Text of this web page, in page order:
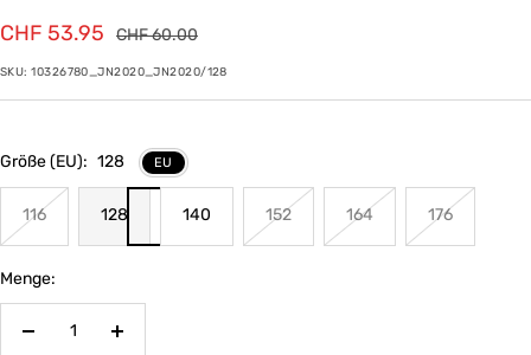
Angebotspreis
CHF 53.95
Regulärer
CHF 60.00
SKU:10326780_JN2020_JN2020/128
Größe (EU): 128 EU
116 128 140 152 164 176
Menge:
Menge
Menge